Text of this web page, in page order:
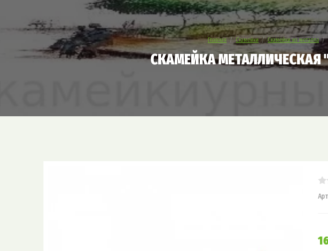
Главная
  /
Скамейки
  /
Скамейки из металла
СКАМЕЙКА МЕТАЛЛИЧЕСКАЯ